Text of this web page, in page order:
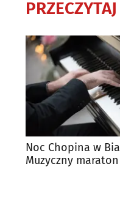
Noc Chopina w
Muzyczny